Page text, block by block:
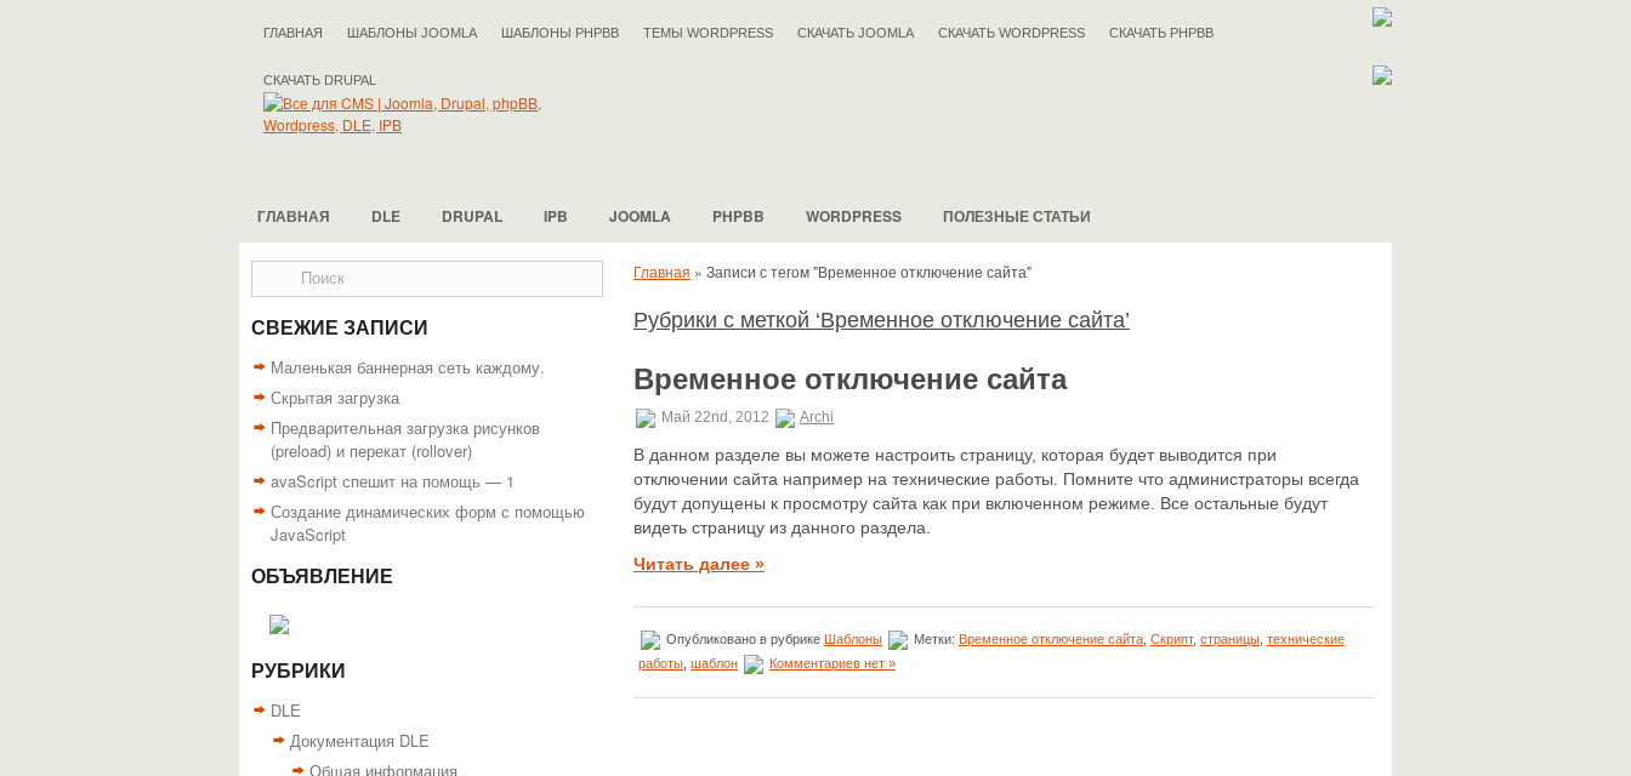
ГЛАВНАЯ ШАБЛОНЫ JOOMLA ШАБЛОНЫ PHPBB ТЕМЫ WORDPRESS СКАЧАТЬ JOOMLA СКАЧАТЬ WORDPRESS СКАЧАТЬ PHPBB
СКАЧАТЬ DRUPAL
ГЛАВНАЯ DLE DRUPAL IPB JOOMLA PHPBB WORDPRESS ПОЛЕЗНЫЕ СТАТЬИ
СВЕЖИЕ ЗАПИСИ
Маленькая баннерная сеть каждому.
Скрытая загрузка
Предварительная загрузка рисунков
(preload) и перекат (rollover)
avaScript спешит на помощь — 1
Создание динамических форм с помощью
JavaScript
ОБЪЯВЛЕНИЕ
РУБРИКИ
DLE
Документация DLE
Общая информация
Главная » Записи с тегом "Временное отключение сайта"
Рубрики с меткой ‘Временное отключение сайта’
Временное отключение сайта
Май 22nd, 2012 Archi
В данном разделе вы можете настроить страницу, которая будет выводится при
отключении сайта например на технические работы. Помните что администраторы всегда
будут допущены к просмотру сайта как при включенном режиме. Все остальные будут
видеть страницу из данного раздела.
Читать далее »
Опубликовано в рубрике Шаблоны Метки: Временное отключение сайта Скрипт, страницы технические
работы шаблон Комментариев нет »